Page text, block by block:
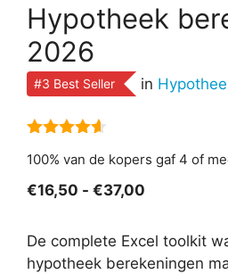
Hypotheek
2026
#3 Best Seller in
5
100% van de kopers gaf 4 of
€16,50 - €37,00
tot
€37,00
De complete Excel toolkit
hypotheek berekeningen